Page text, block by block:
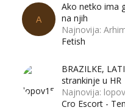
A
Ako netko ima
na njih
Najnovija:
Fetish
BRAZILKE,
strankinje u HR
Najnovija:
Cro Escort -